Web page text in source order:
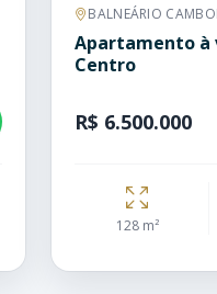
BALNEÁRIO
Apartamento à
Centro
R$ 6.500.000
128 m²